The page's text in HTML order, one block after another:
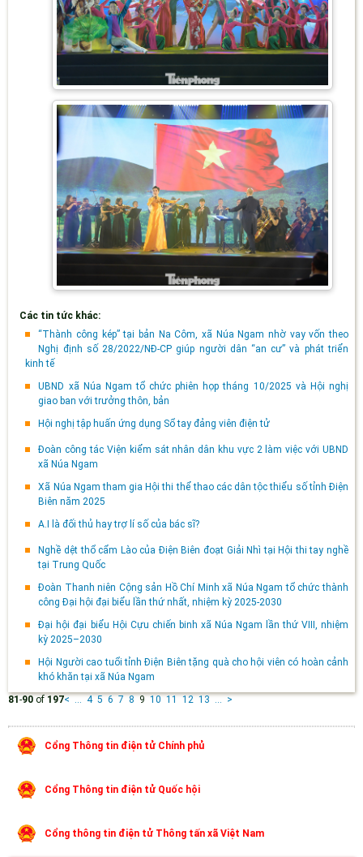
Các tin tức khác:
“Thành công kép” tại bản Na Côm, xã Núa Ngam nhờ vay vốn theo
Nghị định số 28/2022/NĐ-CP giúp người dân “an cư” và phát triển
kinh tế
UBND xã Núa Ngam tổ chức phiên họp tháng 10/2025 và Hội nghị
giao ban với trưởng thôn, bản
Hội nghị tập huấn ứng dụng Sổ tay đảng viên điện tử
Đoàn công tác Viện kiểm sát nhân dân khu vực 2 làm việc với UBND
xã Núa Ngam
Xã Núa Ngam tham gia Hội thi thể thao các dân tộc thiểu số tỉnh Điện
Biên năm 2025
A.I là đối thủ hay trợ lí số của bác sĩ?
Nghề dệt thổ cẩm Lào của Điện Biên đoạt Giải Nhì tại Hội thi tay nghề
tại Trung Quốc
Đoàn Thanh niên Cộng sản Hồ Chí Minh xã Núa Ngam tổ chức thành
công Đại hội đại biểu lần thứ nhất, nhiệm kỳ 2025-2030
Đại hội đại biểu Hội Cựu chiến binh xã Núa Ngam lần thứ VIII, nhiệm
kỳ 2025–2030
Hội Người cao tuổi tỉnh Điện Biên tặng quà cho hội viên có hoàn cảnh
khó khăn tại xã Núa Ngam
81 -90 of 197< ... 4 5 6 7 8 9 10 11 12 13 ... >
Cổng Thông tin điện tử Chính phủ
Cổng Thông tin điện tử Quốc hội
Cổng thông tin điện tử Thông tấn xã Việt Nam